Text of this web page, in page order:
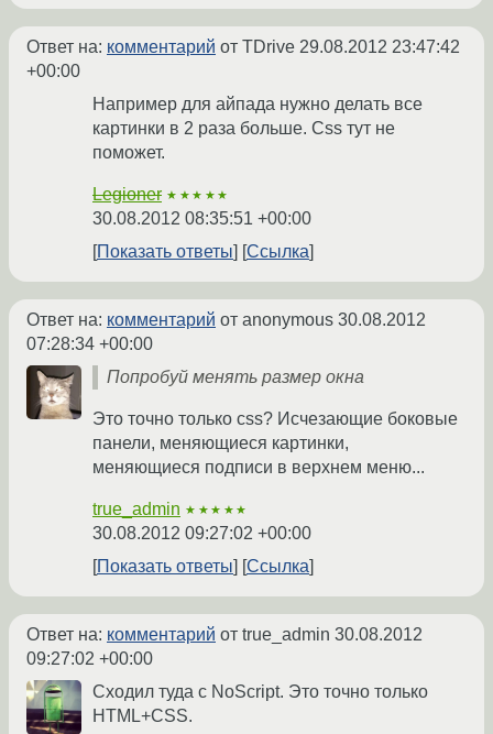
Ответ на: комментарий от TDrive 29.08.2012 23:47:42
+00:00
Например для айпада нужно делать все
картинки в 2 раза больше. Css тут не
поможет.
Legioner ★★★★★
30.08.2012 08:35:51 +00:00
Показать ответы
Ссылка
Ответ на: комментарий от anonymous 30.08.2012
07:28:34 +00:00
Попробуй менять размер окна
Это точно только css? Исчезающие боковые
панели, меняющиеся картинки,
меняющиеся подписи в верхнем меню...
true_admin ★★★★★
30.08.2012 09:27:02 +00:00
Показать ответы
Ссылка
Ответ на: комментарий от true_admin 30.08.2012
09:27:02 +00:00
Сходил туда с NoScript. Это точно только
HTML+CSS.